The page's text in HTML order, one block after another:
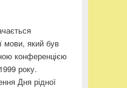
мови, який був
конференцією
року.
Дня рідної